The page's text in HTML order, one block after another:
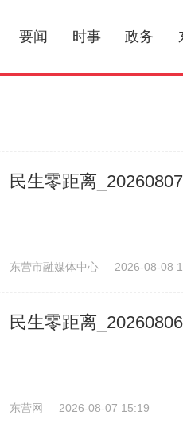
要闻 时事 政务
民生零距离_20260807
东营市融媒体中心 2026-08-08
民生零距离_20260806
东营网 2026-08-07 15:19